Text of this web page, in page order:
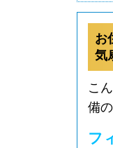
お
気
こ
備
フ